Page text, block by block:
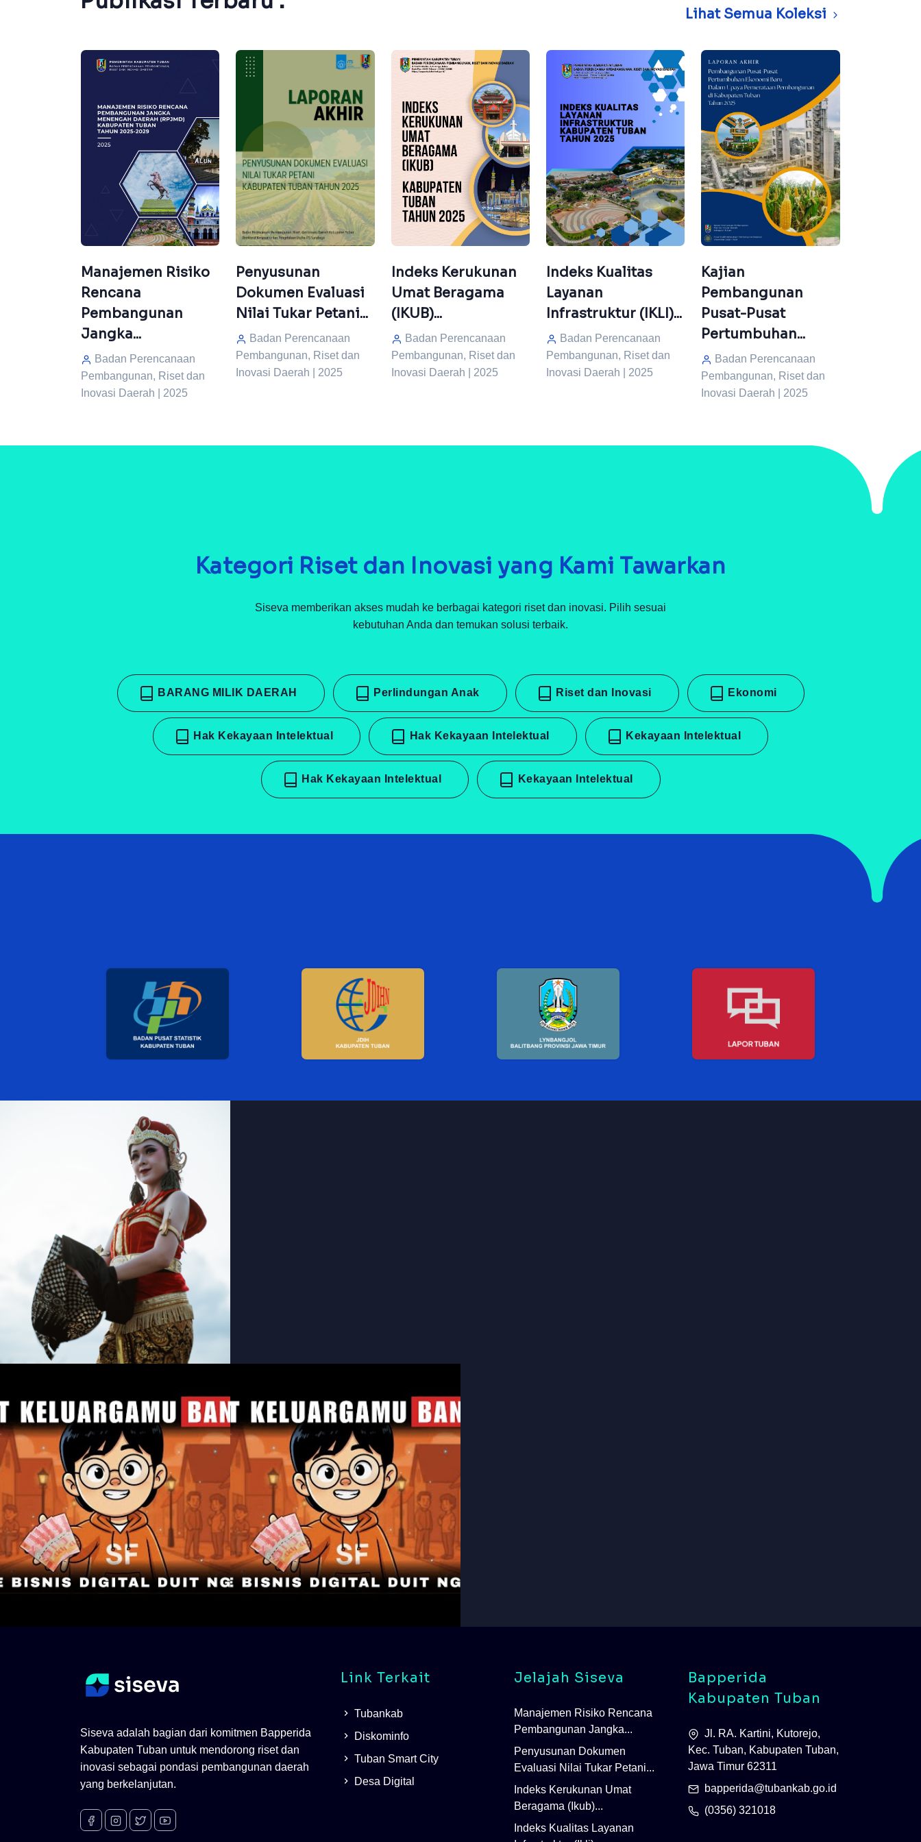
Lihat Semua Koleksi
Manajemen Risiko
Rencana
Pembangunan
Jangka...
Badan Perencanaan
Pembangunan, Riset dan
Inovasi Daerah | 2025
Penyusunan
Dokumen Evaluasi
Nilai Tukar Petani...
Badan Perencanaan
Pembangunan, Riset dan
Inovasi Daerah | 2025
Indeks Kerukunan
Umat Beragama
(IKUB)...
Badan Perencanaan
Pembangunan, Riset dan
Inovasi Daerah | 2025
Indeks Kualitas
Layanan
Infrastruktur (IKLI)...
Badan Perencanaan
Pembangunan, Riset dan
Inovasi Daerah | 2025
Kajian
Pembangunan
Pusat-Pusat
Pertumbuhan...
Badan Perencanaan
Pembangunan, Riset dan
Inovasi Daerah | 2025
Kategori Riset dan Inovasi yang Kami Tawarkan
Siseva memberikan akses mudah ke berbagai kategori riset dan inovasi. Pilih sesuai
kebutuhan Anda dan temukan solusi terbaik.
BARANG MILIK DAERAH Perlindungan Anak Riset dan Inovasi Ekonomi
Hak Kekayaan Intelektual Hak Kekayaan Intelektual Kekayaan Intelektual
Hak Kekayaan Intelektual Kekayaan Intelektual
Siseva adalah bagian dari komitmen Bapperida
Kabupaten Tuban untuk mendorong riset dan
inovasi sebagai pondasi pembangunan daerah
yang berkelanjutan.
Link Terkait
Tubankab
Diskominfo
Tuban Smart City
Desa Digital
Jelajah Siseva
Manajemen Risiko Rencana
Pembangunan Jangka...
Penyusunan Dokumen
Evaluasi Nilai Tukar Petani...
Indeks Kerukunan Umat
Beragama (Ikub)...
Indeks Kualitas Layanan
Bapperida
Kabupaten Tuban
Jl. RA. Kartini, Kutorejo,
Kec. Tuban, Kabupaten Tuban,
Jawa Timur 62311
bapperida@tubankab.go.id
(0356) 321018